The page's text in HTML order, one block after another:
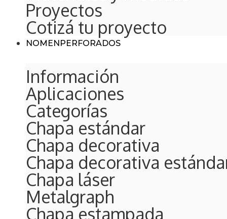
Proyectos
Cotizá tu proyecto
NOMENPERFORADOS
Información
Aplicaciones
Categorías
Chapa estándar
Chapa decorativa
Chapa decorativa
Chapa láser
Metalgraph
Chapa estampada